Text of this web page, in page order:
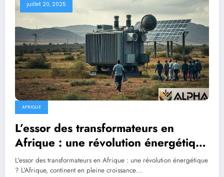
juillet 20, 2025
AFRIQUE
L’essor des transformateurs en
Afrique : une révolution énergétique
?
L'essor des transformateurs en Afrique : une révolution énergétique
? L'Afrique, continent en pleine croissance…